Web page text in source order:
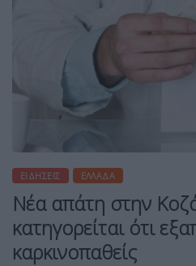
ΕΙΔΉΣΕΙΣ ΕΛΛΆΔΑ
Νέα απάτη στην
κατηγορείται ότι
καρκινοπαθείς